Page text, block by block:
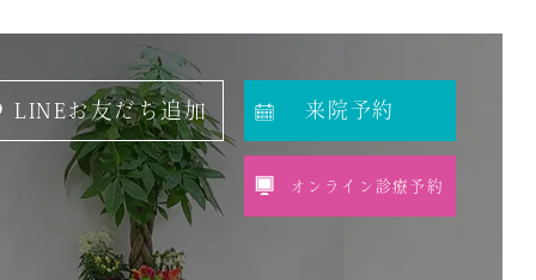
オンライン診療予約
LINEお友だち追加 来院予約